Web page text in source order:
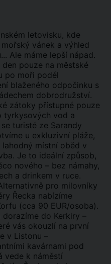
letovisku, kde
vánek a výhled
Ale máme lepší nápad.
pouze na městské
po moři podél
blaženého odpočinku s
dobrodružství.
zátoky přístupné pouze
tyrkysových vod a
turisté ze Sarandy
u exkluzivní pláže,
místní oběd v
Je to ideální způsob,
nového – bez námahy,
a drinkem v ruce.
pro milovníky
Řecka nabízíme
(cca 90 EUR/osoba).
do Kerkiry –
vás okouzlí na první
v Listonu –
kavárnami pod
vede k náměstí